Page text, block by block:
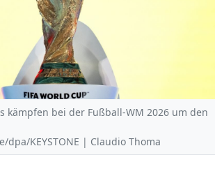
kämpfen bei der Fußball-WM 2026 um den
dpa/KEYSTONE | Claudio Thoma